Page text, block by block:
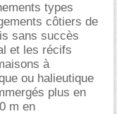
types
côtiers de
sans succès
et les récifs
à
ou halieutique
plus en
m en